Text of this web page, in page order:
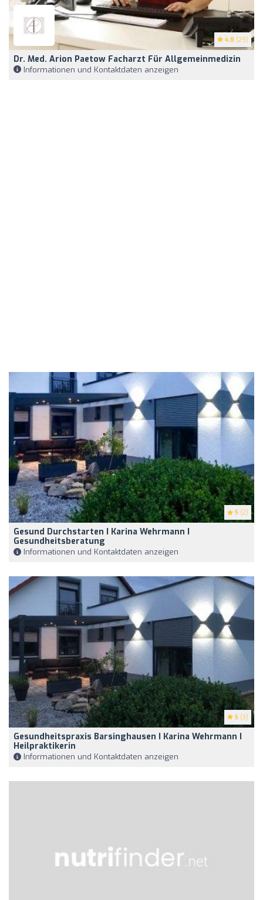
4.8 (29)
Dr. Med. Arion Paetow Facharzt Für Allgemeinmedizin
Informationen und Kontaktdaten anzeigen
5 (2)
Gesund Durchstarten I Karina Wehrmann I
Gesundheitsberatung
Informationen und Kontaktdaten anzeigen
5 (3)
Gesundheitspraxis Barsinghausen I Karina Wehrmann I
Heilpraktikerin
Informationen und Kontaktdaten anzeigen